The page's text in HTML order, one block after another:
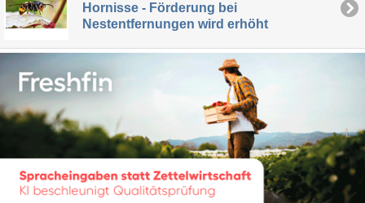
Hornisse - Förderung bei
Nestentfernungen wird erhöht